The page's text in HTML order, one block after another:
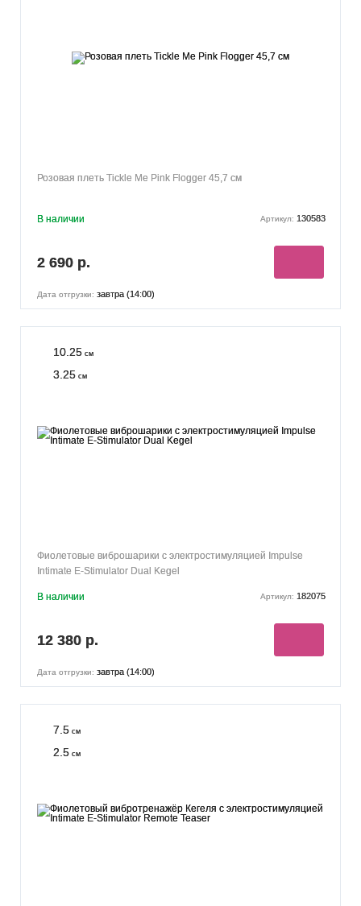
Розовая плеть Tickle Me Pink Flogger 45,7 см
В наличии Артикул: 130583
2 690 р.
Дата отгрузки: завтра (14:00)
10.25 см
3.25 см
Фиолетовые виброшарики с электростимуляцией Impulse
Intimate E-Stimulator Dual Kegel
В наличии Артикул: 182075
12 380 р.
Дата отгрузки: завтра (14:00)
7.5 см
2.5 см